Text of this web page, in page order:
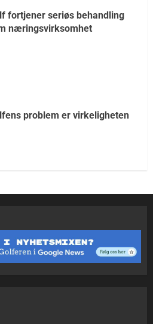
fortjener seriøs behandling
næringsvirksomhet
problem er virkeligheten